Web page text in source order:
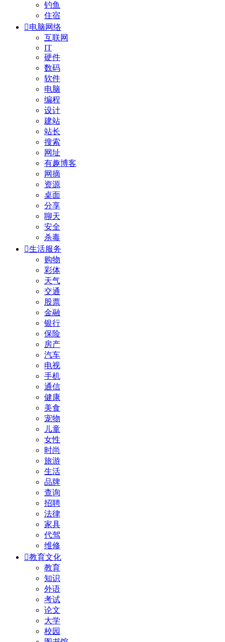
钓鱼
住宿
电脑网络
互联网
IT
硬件
数码
软件
电脑
编程
设计
建站
站长
搜索
网址
有趣博客
网摘
资源
桌面
分享
聊天
安全
杀毒
生活服务
购物
彩体
天气
交通
股票
金融
银行
保险
房产
汽车
电视
手机
通信
健康
美食
宠物
儿童
女性
时尚
旅游
生活
品牌
查询
招聘
法律
家具
代驾
维修
教育文化
教育
知识
外语
考试
论文
大学
校园